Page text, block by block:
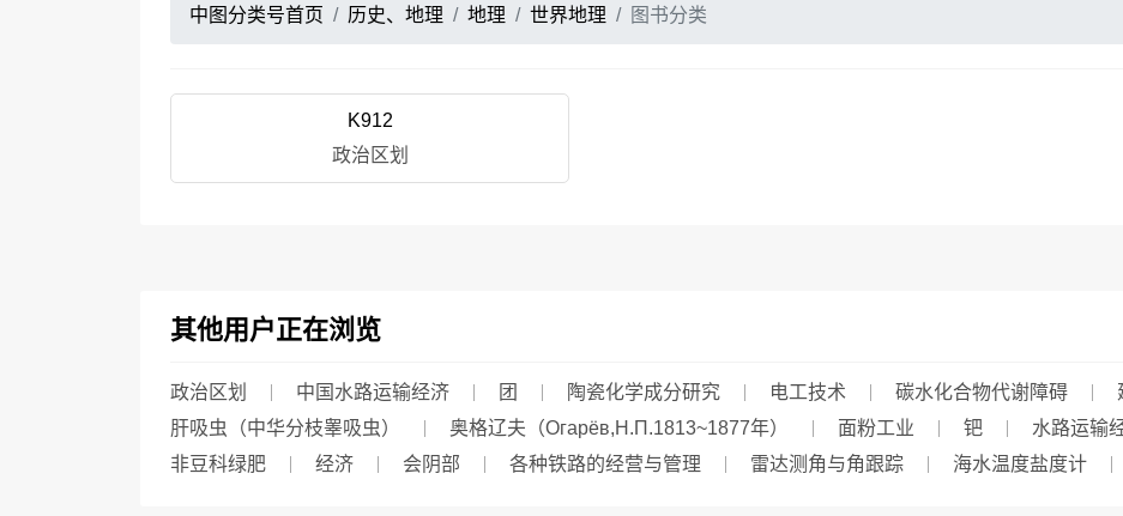
中图分类号首页 历史、地理 地理 世界地理 图书分类
K912
政治区划
其他用户正在浏览
政治区划 中国水路运输经济 团 陶瓷化学成分研究 电工技术 碳水化合物代谢障碍
肝吸虫（中华分枝睾吸虫）
奥格辽夫（Огарёв,Н.П.1813~1877年） 面粉工业 钯 水路运输
非豆科绿肥
经济 会阴部 各种铁路的经营与管理 雷达测角与角跟踪 海水温度盐度计